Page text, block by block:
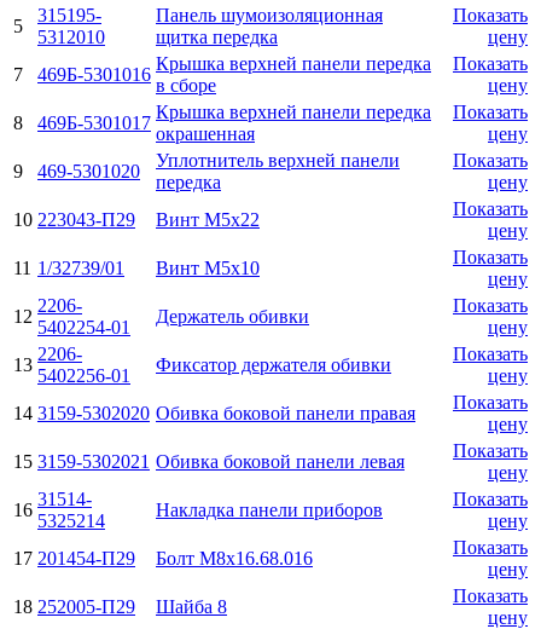
5
315195-
5312010
Панель шумоизоляционная
щитка передка
Показать
цену
7
469Б-5301016
Крышка верхней панели передка
в сборе
Показать
цену
8
469Б-5301017
Крышка верхней панели передка
окрашенная
Показать
цену
9
469-5301020
Уплотнитель верхней панели
передка
Показать
цену
10 223043-П29 Винт М5х22
Показать
цену
11 1/32739/01 Винт М5х10
Показать
цену
12
2206-
5402254-01
Держатель обивки
Показать
цену
13
2206-
5402256-01
Фиксатор держателя обивки
Показать
цену
14 3159-5302020 Обивка боковой панели правая
Показать
цену
15 3159-5302021 Обивка боковой панели левая
Показать
цену
16
31514-
5325214
Накладка панели приборов
Показать
цену
17 201454-П29 Болт М8х16.68.016
Показать
цену
18 252005-П29 Шайба 8
Показать
цену